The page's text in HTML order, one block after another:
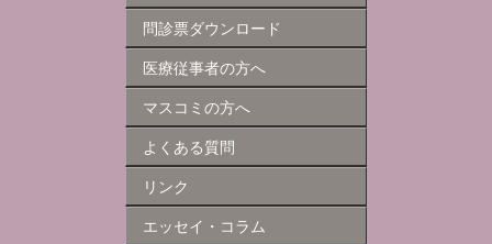
問診票ダウンロード
医療従事者の方へ
マスコミの方へ
よくある質問
リンク
エッセイ・コラム